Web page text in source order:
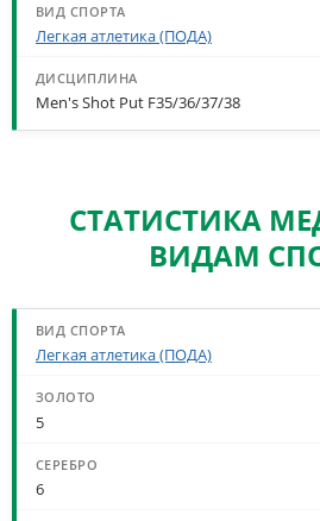
Легкая атлетика (ПОДА)
Men's Shot Put F35/36/37/38
СТАТИСТИКА
ВИДАМ
СТАТИСТИКА МЕДАЛЕЙ ПО
Легкая атлетика (ПОДА)
5
6